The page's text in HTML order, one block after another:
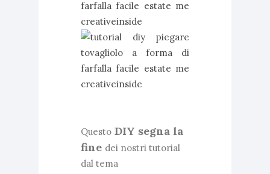
Questo DIY segna la
fine dei nostri tutorial
dal tema